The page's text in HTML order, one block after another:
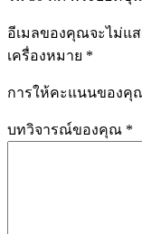
อีเมลของคุณจะไม่แ
เครื่องหมาย *
การให้คะแนนของคุ
บทวิจารณ์ของคุณ *